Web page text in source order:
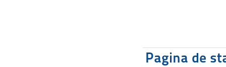
Pagina de